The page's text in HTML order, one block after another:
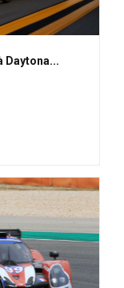
Daytona...